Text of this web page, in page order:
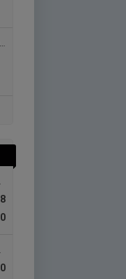
8
0
0